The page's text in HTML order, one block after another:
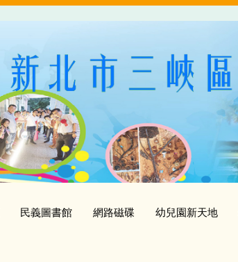
民義圖書館 網路磁碟 幼兒園新天地